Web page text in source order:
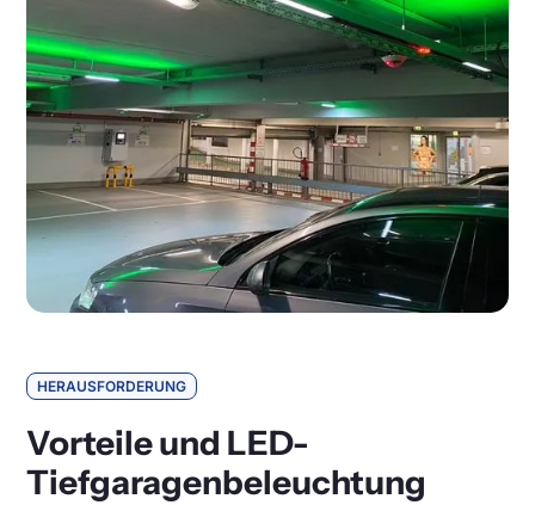
HERAUSFORDERUNG
Vorteile und LED-
Tiefgaragenbeleuchtung